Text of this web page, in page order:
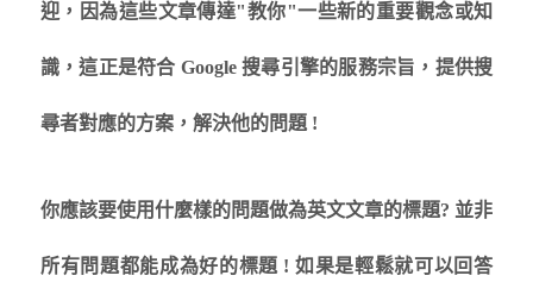
迎，因為這些文章傳達"教你"一些新的重要觀念或知
識，這正是符合 Google 搜尋引擎的服務宗旨，提供搜
尋者對應的方案，解決他的問題 !
你應該要使用什麼樣的問題做為英文文章的標題? 並非
所有問題都能成為好的標題 ! 如果是輕鬆就可以回答